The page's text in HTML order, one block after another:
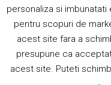
©2006-2020 Silviu
personaliza si
pentru scopuri de
acest site fara a
presupune ca
acest site. Puteti